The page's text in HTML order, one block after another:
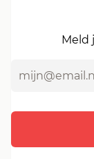
Meld